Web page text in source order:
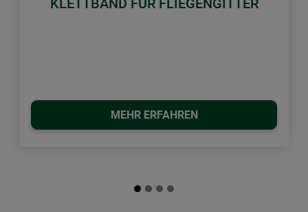
KLETTBAND FÜR FLIEGENGITTER
MEHR ERFAHREN